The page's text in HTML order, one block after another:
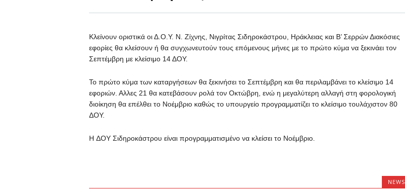
Κλείνουν οριστικά οι Δ.Ο.Υ. Ν. Ζίχνης, Νιγρίτας Σιδηροκάστρου, Ηράκλειας και Β’ Σερρών Διακόσιες
εφορίες θα κλείσουν ή θα συγχωνευτούν τους επόμενους μήνες με το πρώτο κύμα να ξεκινάει τον
Σεπτέμβρη με κλείσιμο 14 ΔΟΥ.
Το πρώτο κύμα των καταργήσεων θα ξεκινήσει το Σεπτέμβρη και θα περιλαμβάνει το κλείσιμο 14
εφοριών. Αλλες 21 θα κατεβάσουν ρολά τον Οκτώβρη, ενώ η μεγαλύτερη αλλαγή στη φορολογική
διοίκηση θα επέλθει το Νοέμβριο καθώς το υπουργείο προγραμματίζει το κλείσιμο τουλάχιστον 80
ΔΟΥ.
H ΔΟΥ Σιδηροκάστρου είναι προγραμματισμένο να κλείσει το Νοέμβριο.
NEWS